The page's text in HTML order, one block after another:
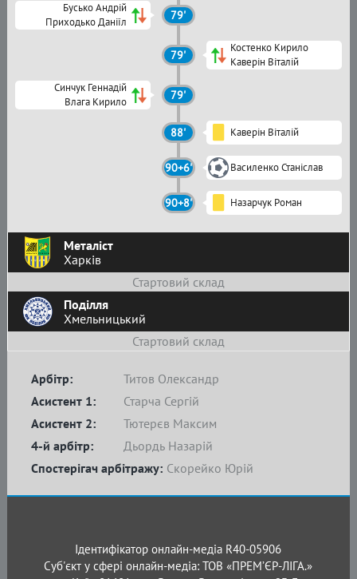
Металіст
Харків
Стартовий склад
Бусько Андрій
Приходько Даніїл
79'
79'
Костенко Кирило
Каверін Віталій
Синчук Геннадій
Влага Кирило
79'
88' Каверін Віталій
90+6' Василенко Станіслав
90+8' Назарчук Роман
Поділля
Хмельницький
Стартовий склад
Арбітр:
Титов Олександр
Асистент 1:
Старча Сергій
Асистент 2:
Тютерєв Максим
4-й арбітр:
Дьордь Назарій
Спостерігач арбітражу: Скорейко Юрій
Ідентифікатор онлайн-медіа R40-05906
Суб'єкт у сфері онлайн-медіа: ТОВ «ПРЕМ’ЄР-ЛІГА.»